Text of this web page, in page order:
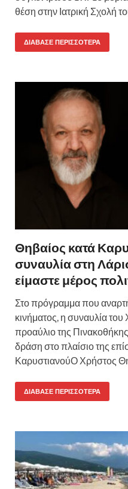
θέση στην Ιατρική Σχολή
ΔΙΆΒΑΣΕ ΠΕΡΙΣΣΌΤΕΡΑ
Θηβαίος κατά
συναυλία στη
είμαστε μέρος
Στο πρόγραμμα που
κινήματος, η συναυλία
προαύλιο της
δράση στο πλαίσιο της
ΚαρυστιανούΟ Χρήστος
ΔΙΆΒΑΣΕ ΠΕΡΙΣΣΌΤΕΡΑ